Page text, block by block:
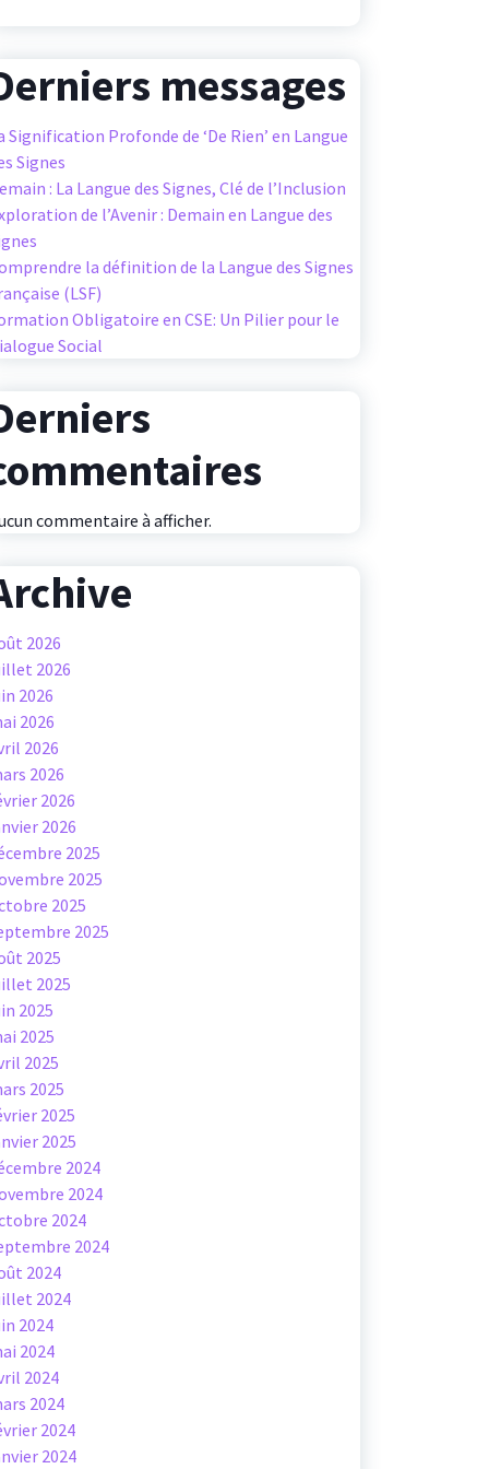
messages
Signification Profonde de ‘De Rien’ en Langue
Signes
: La Langue des Signes, Clé de l’Inclusion
de l’Avenir : Demain en Langue des
la définition de la Langue des Signes
(LSF)
Obligatoire en CSE: Un Pilier pour le
Social
commentaire à afficher.
2026
2026
2026
2026
2026
2026
2026
2026
2025
2025
2025
2025
2025
2025
2025
2025
2025
2025
2025
2025
2024
2024
2024
2024
2024
2024
2024
2024
2024
2024
2024
2024